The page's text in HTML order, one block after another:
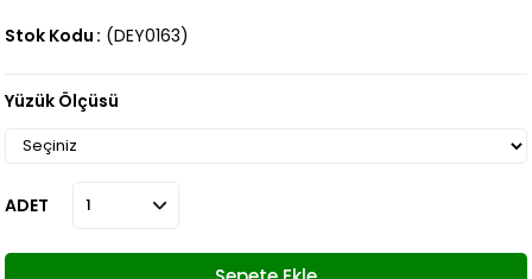
Stok Kodu (DEY0163)
Yüzük Ölçüsü
ADET